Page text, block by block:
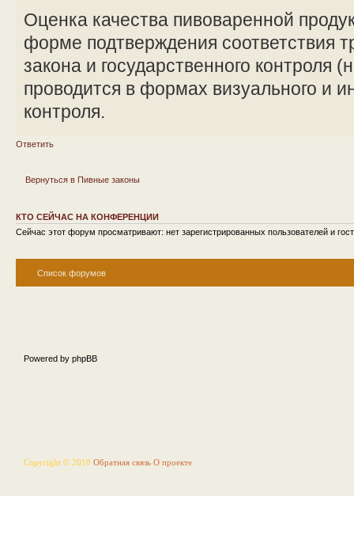
Оценка качества пивоваренной
форме подтверждения соответствия
закона и государственного контроля
проводится в формах визуального и
контроля.
Ответить
Вернуться в Пивные законы
КТО СЕЙЧАС НА КОНФЕРЕНЦИИ
Сейчас этот форум просматривают: нет зарегистрированных пользователей и
Список форумов
Powered by phpBB
Copyright © 2010 Обратная связь О проекте